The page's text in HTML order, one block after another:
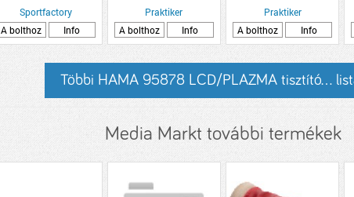
Sportfactory
A bolthoz
Info
Praktiker
A bolthoz
Info
Praktiker
A bolthoz
Info
Többi HAMA 95878 LCD/PLAZMA tisztító...
Media Markt további termékek